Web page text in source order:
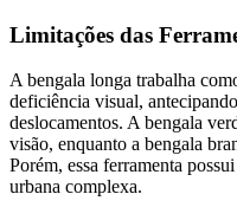
Limitações das
A bengala longa trabalha
deficiência visual,
deslocamentos. A bengala
visão, enquanto a bengala
Porém, essa ferramenta
urbana complexa.